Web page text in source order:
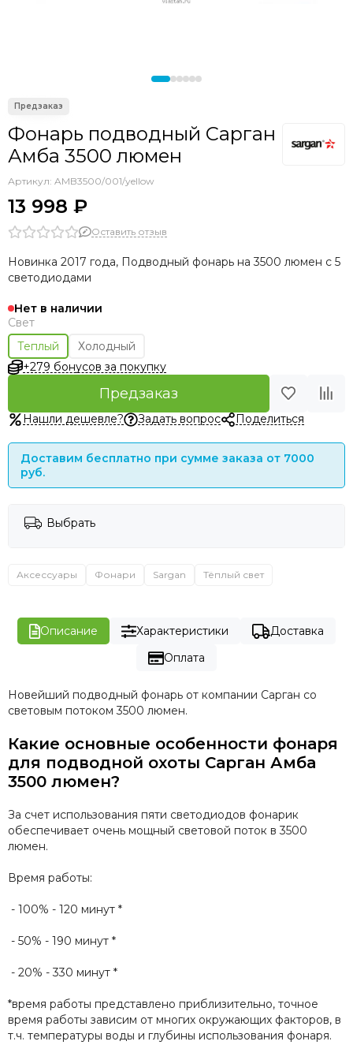
Фонарь подводный Сарган
Амба 3500 люмен
Артикул: AMB3500/001/yellow
13 998 ₽
Оставить отзыв
Новинка 2017 года, Подводный фонарь на 3500 люмен с 5
светодиодами
Нет в наличии
Свет
Теплый
Холодный
+279 бонусов за покупку
Предзаказ
Нашли дешевле? Задать вопрос Поделиться
Доставим бесплатно при сумме заказа от 7000
руб.
Выбрать
Аксессуары Фонари Sargan Тёплый свет
Описание Характеристики
Доставка
Оплата
Новейший подводный фонарь от компании Сарган со
световым потоком 3500 люмен.
Какие основные особенности фонаря
для подводной охоты Сарган Амба
3500 люмен?
За счет использования пяти светодиодов фонарик
обеспечивает очень мощный световой поток в 3500
люмен.
Время работы:
- 100% - 120 минут *
- 50% - 190 минут *
- 20% - 330 минут *
*время работы представлено приблизительно, точное
время работы зависим от многих окружающих факторов, в
т.ч. температуры воды и глубины использования фонаря.